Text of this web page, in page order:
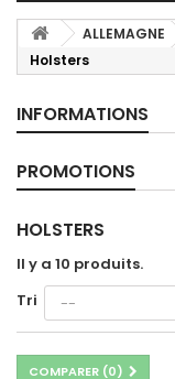
ALLEMAGNE
Holsters
INFORMATIONS
PROMOTIONS
HOLSTERS
Il y a 10 produits.
Tri
COMPARER (0)